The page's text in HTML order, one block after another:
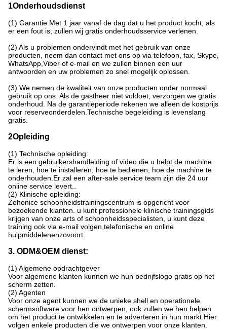
1Onderhoudsdienst
(1) Garantie:Met 1 jaar vanaf de dag dat u het product kocht, als
er een fout is, zullen wij gratis onderhoudsservice verlenen.
(2) Als u problemen ondervindt met het gebruik van onze
producten, neem dan contact met ons op via telefoon, fax, Skype,
WhatsApp,Viber of e-mail en we zullen binnen een uur
antwoorden en uw problemen zo snel mogelijk oplossen.
(3) We nemen de kwaliteit van onze producten onder normaal
gebruik op ons. Als de gastheer niet voldoet, verzorgen we gratis
onderhoud. Na de garantieperiode rekenen we alleen de kostprijs
voor reserveonderdelen.Technische begeleiding is levenslang
gratis.
2Opleiding
(1) Technische opleiding:
Er is een gebruikershandleiding of video die u helpt de machine
te leren, hoe te installeren, hoe te bedienen, hoe de machine te
onderhouden.Er zal een after-sale service team zijn die 24 uur
online service levert..
(2) Klinische opleiding:
Zohonice schoonheidstrainingscentrum is opgericht voor
bezoekende klanten. u kunt professionele klinische trainingsgids
krijgen van onze arts of schoonheidsspecialisten, u kunt deze
training ook via e-mail volgen,telefonische en online
hulpmiddelenenzovoort.
3. ODM&OEM dienst:
(1) Algemene opdrachtgever
Voor algemene klanten kunnen we hun bedrijfslogo gratis op het
scherm zetten.
(2) Agenten
Voor onze agent kunnen we de unieke shell en operationele
schermsoftware voor hen ontwerpen, ook zullen we hen helpen
om het product te ontwikkelen en te adverteren in hun markt.Hier
volgen enkele producten die we ontwerpen voor onze klanten.